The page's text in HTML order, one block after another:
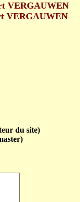
VERGAUWEN
VERGAUWEN
du site)